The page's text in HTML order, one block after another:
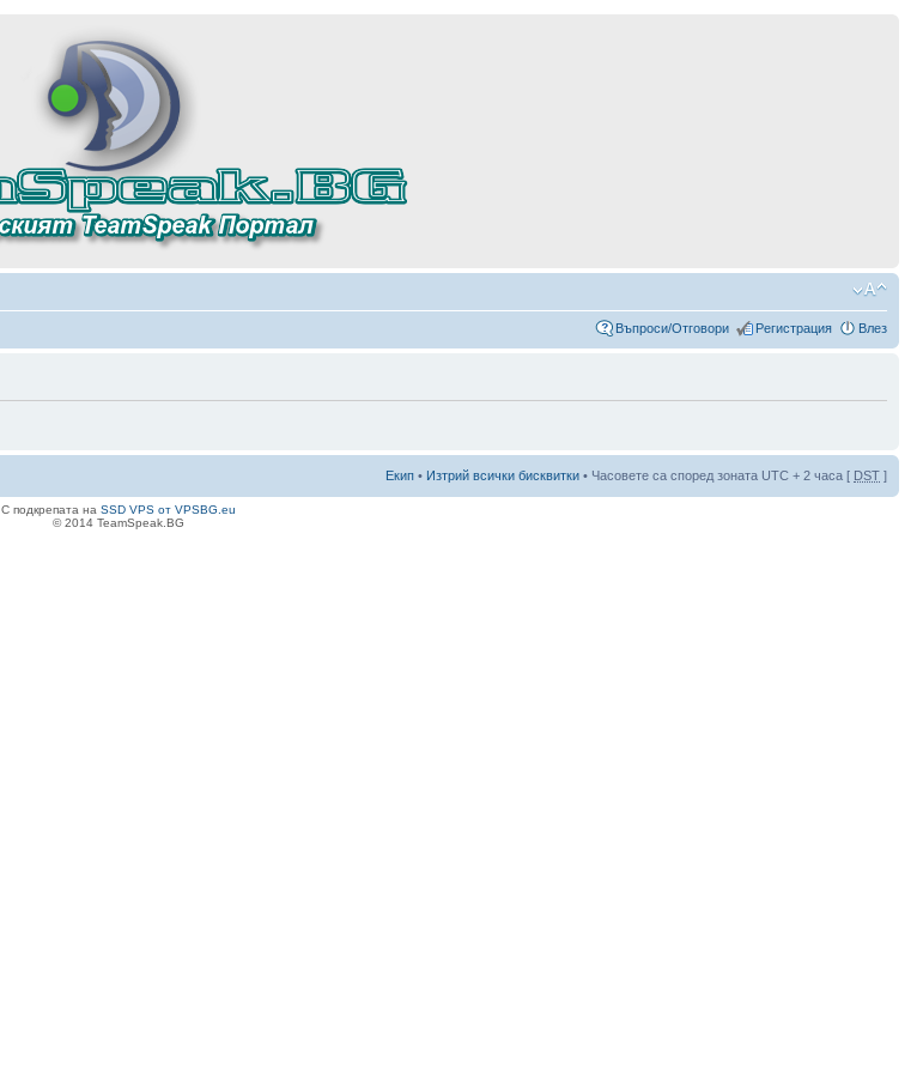
Въпроси/Отговори Регистрация Влез
Екип • Изтрий всички бисквитки • Часовете са според зоната UTC + 2 часа [ DST ]
С подкрепата на SSD VPS от VPSBG.eu
© 2014 TeamSpeak.BG